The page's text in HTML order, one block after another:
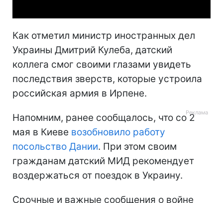
Как отметил министр иностранных дел
Украины Дмитрий Кулеба, датский
коллега смог своими глазами увидеть
последствия зверств, которые устроила
российская армия в Ирпене.
Напомним, ранее сообщалось, что со 2
мая в Киеве возобновило работу
посольство Дании. При этом своим
гражданам датский МИД рекомендует
воздержаться от поездок в Украину.
Срочные и важные сообщения о войне